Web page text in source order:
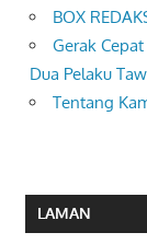
BOX
Gerak
Dua Pelaku
Tentang
LAMAN